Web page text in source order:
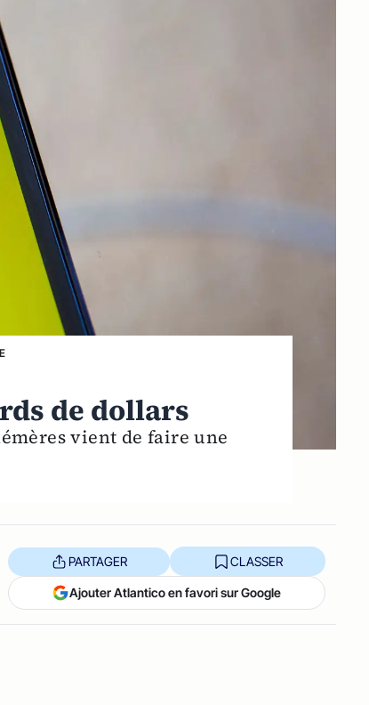
de dollars
vient de faire une
PARTAGER CLASSER
Ajouter Atlantico en favori sur Google